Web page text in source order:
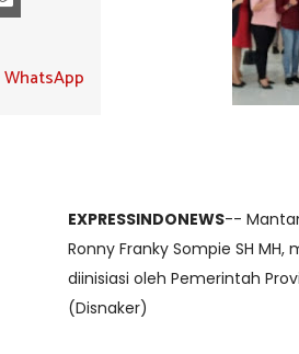
WhatsApp
EXPRESSINDONEWS--
Ronny Franky Sompie SH
diinisiasi oleh Pemerintah
(Disnaker)